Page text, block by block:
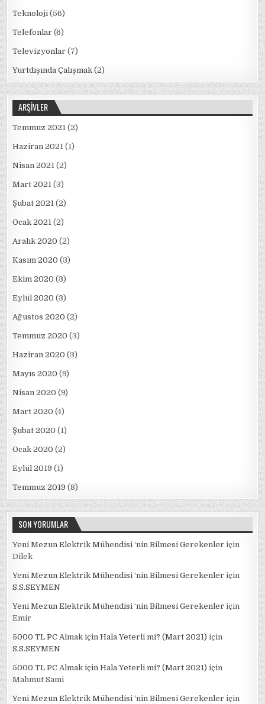
Teknoloji (56)
Telefonlar (6)
Televizyonlar (7)
Yurtdışında Çalışmak (2)
ARŞIVLER
Temmuz 2021 (2)
Haziran 2021 (1)
Nisan 2021 (2)
Mart 2021 (3)
Şubat 2021 (2)
Ocak 2021 (2)
Aralık 2020 (2)
Kasım 2020 (3)
Ekim 2020 (3)
Eylül 2020 (3)
Ağustos 2020 (2)
Temmuz 2020 (3)
Haziran 2020 (3)
Mayıs 2020 (9)
Nisan 2020 (9)
Mart 2020 (4)
Şubat 2020 (1)
Ocak 2020 (2)
Eylül 2019 (1)
Temmuz 2019 (8)
SON YORUMLAR
Yeni Mezun Elektrik Mühendisi ‘nin Bilmesi Gerekenler için
Dilek
Yeni Mezun Elektrik Mühendisi ‘nin Bilmesi Gerekenler için
S.S.SEYMEN
Yeni Mezun Elektrik Mühendisi ‘nin Bilmesi Gerekenler için
Emir
5000 TL PC Almak için Hala Yeterli mi? (Mart 2021) için
S.S.SEYMEN
5000 TL PC Almak için Hala Yeterli mi? (Mart 2021) için
Mahmut Sami
Yeni Mezun Elektrik Mühendisi ‘nin Bilmesi Gerekenler için